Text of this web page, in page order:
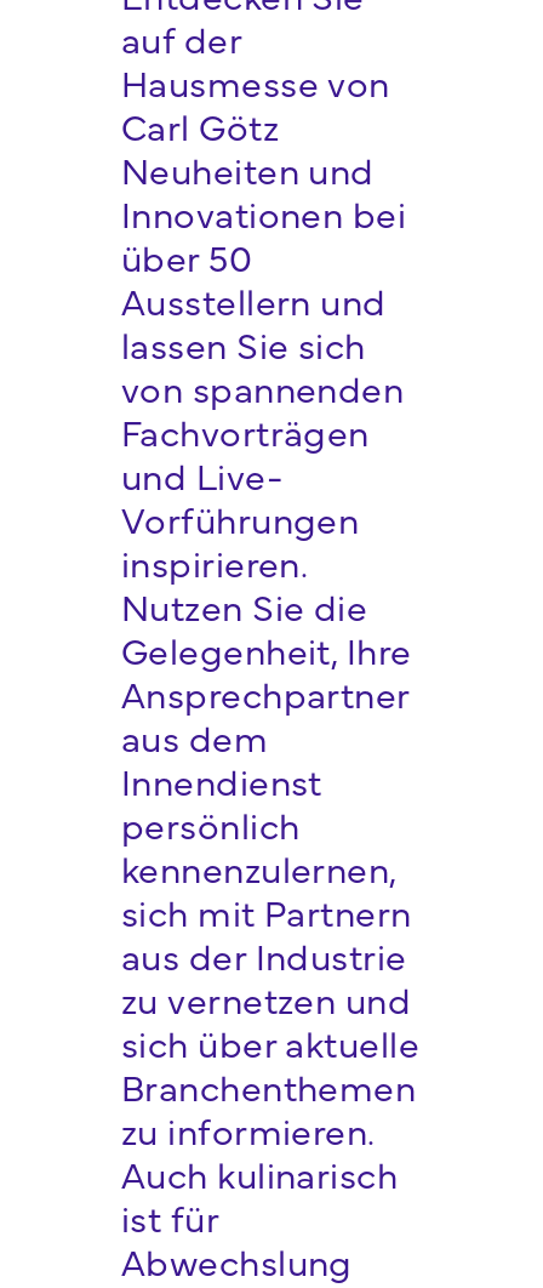
auf der
Hausmesse von
Carl Götz
Neuheiten und
Innovationen bei
über 50
Ausstellern und
lassen Sie sich
von spannenden
Fachvorträgen
und Live-
Vorführungen
inspirieren.
Nutzen Sie die
Gelegenheit, Ihre
Ansprechpartner
aus dem
Innendienst
persönlich
kennenzulernen,
sich mit Partnern
aus der Industrie
zu vernetzen und
sich über aktuelle
Branchenthemen
zu informieren.
Auch kulinarisch
ist für
Abwechslung